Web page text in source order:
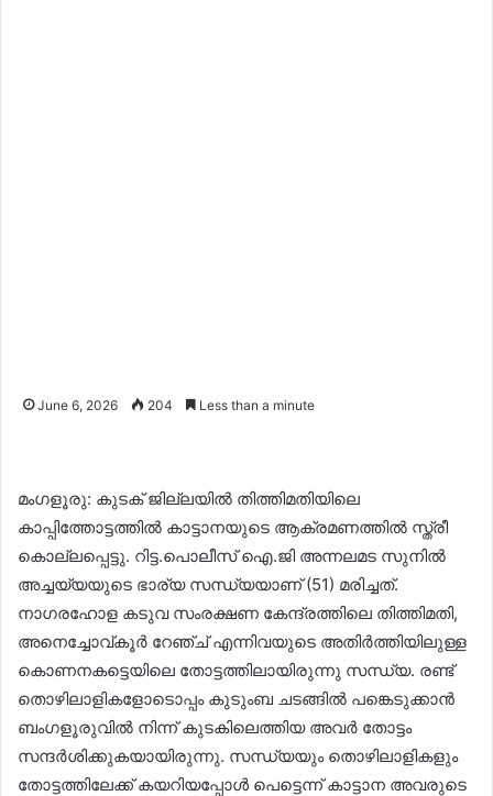
June 6, 2026 204 Less than a minute
മംഗളൂരു: കുടക് ജില്ലയിൽ തിത്തിമതിയിലെ
കാപ്പിത്തോട്ടത്തിൽ കാട്ടാനയുടെ ആക്രമണത്തിൽ സ്ത്രീ
കൊല്ലപ്പെട്ടു. റിട്ട.പൊലീസ് ഐ.ജി അന്നലമട സുനിൽ
അച്ചയ്യയുടെ ഭാര്യ സന്ധ്യയാണ് (51) മരിച്ചത്.
നാഗരഹോള കടുവ സംരക്ഷണ കേന്ദ്രത്തിലെ തിത്തിമതി,
അനെച്ചോവ്കൂർ റേഞ്ച് എന്നിവയുടെ അതിർത്തിയിലുള്ള
കൊണനകട്ടെയിലെ തോട്ടത്തിലായിരുന്നു സന്ധ്യ. രണ്ട്
തൊഴിലാളികളോടൊപ്പം കുടുംബ ചടങ്ങിൽ പങ്കെടുക്കാൻ
ബംഗളൂരുവിൽ നിന്ന് കുടകിലെത്തിയ അവർ തോട്ടം
സന്ദർശിക്കുകയായിരുന്നു. സന്ധ്യയും തൊഴിലാളികളും
തോട്ടത്തിലേക്ക് കയറിയപ്പോൾ പെട്ടെന്ന് കാട്ടാന അവരുടെ